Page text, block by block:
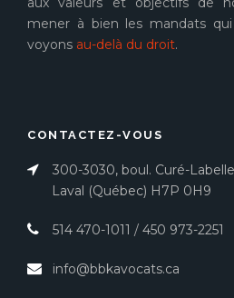
mener à bien les mandats
voyons au-delà du droit.
CONTACTEZ-VOUS
300-3030, boul. Curé-Labelle
Laval (Québec) H7P 0H9
514 470-1011 / 450 973-2251
info@bbkavocats.ca